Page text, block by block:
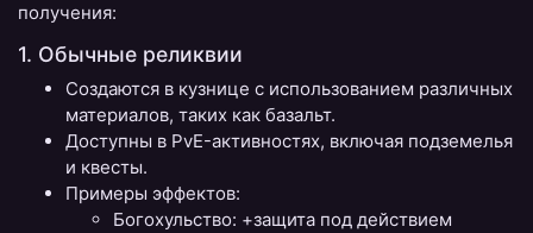
получения:
1. Обычные реликвии
Создаются в кузнице с использованием различных
материалов, таких как базальт.
Доступны в PvE-активностях, включая подземелья
и квесты.
Примеры эффектов:
Богохульство: +защита под действием